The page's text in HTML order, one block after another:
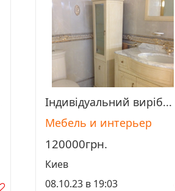
Просмотреть
Індивідуальний виріб...
Мебель и интерьер
120000грн.
Киев
08.10.23 в 19:03